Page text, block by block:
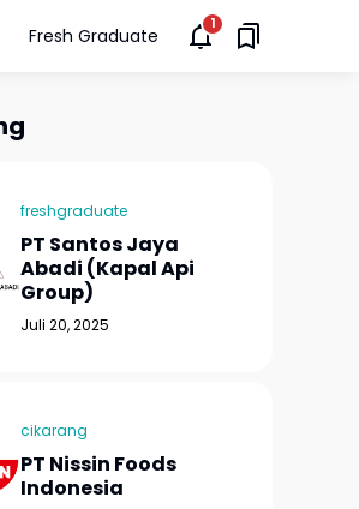
Fresh Graduate
freshgraduate
PT Santos Jaya
Abadi (Kapal Api
Group)
Juli 20, 2025
cikarang
PT Nissin Foods
Indonesia